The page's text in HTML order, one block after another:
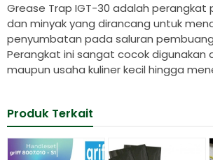
Grease Trap IGT-30 adalah perangkat
dan minyak yang dirancang untuk
penyumbatan pada saluran
Perangkat ini sangat cocok digunakan
maupun usaha kuliner kecil hingga
Produk Terkait